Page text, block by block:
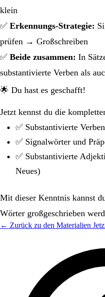
klein
✅ Erkennungs-Strategie:
prüfen → Großschreiben
✅ Beide zusammen: In
substantivierte Verben als
🌟 Du hast es geschafft!
Jetzt kennst du die
✅ Substantivierte
✅ Signalwörter und
✅ Substantivierte
Neues)
Mit dieser Kenntnis kannst
Wörter großgeschrieben
← Zurück zu den Materialien